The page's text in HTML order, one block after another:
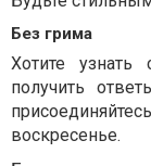
Без грима
Хотите
получить
воскресенье.